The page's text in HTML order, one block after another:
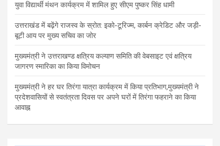
युवा विद्यार्थी मंथन कार्यक्रम में शामिल हुए सीएम पुष्कर सिंह धामी
उत्तराखंड में बढ़ेंगे राजस्व के स्रोत: इको-टूरिज्म, कार्बन क्रेडिट और जड़ी-
बूटी आय पर मुख्य सचिव का जोर
मुख्यमंत्री ने उत्तराखण्ड क्षत्रिय कल्याण समिति की वेबसाइट एवं क्षत्रिय
जागरण स्मारिका का किया विमोचन
मुख्यमंत्री ने हर घर तिरंगा यात्रा कार्यक्रम में किया प्रतिभाग,मुख्यमंत्री ने
प्रदेशवासियों से स्वतंत्रता दिवस पर अपने घरों में तिरंगा फहराने का किया
आवाह्न